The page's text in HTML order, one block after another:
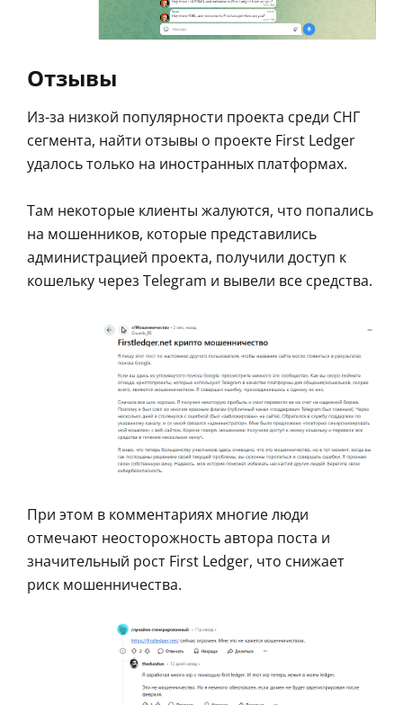
Отзывы
Из-за низкой популярности проекта среди СНГ
сегмента, найти отзывы о проекте First Ledger
удалось только на иностранных платформах.
Там некоторые клиенты жалуются, что попались
на мошенников, которые представились
администрацией проекта, получили доступ к
кошельку через Telegram и вывели все средства.
При этом в комментариях многие люди
отмечают неосторожность автора поста и
значительный рост First Ledger, что снижает
риск мошенничества.